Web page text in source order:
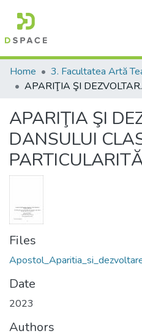
Communities & Collections
All of DSpace
Statistics
Home
APARIŢIA ŞI
APARIŢIA ŞI
DANSULUI
Files
Date
2023
Authors